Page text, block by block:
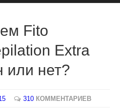
Fito
Extra
или нет?
310 КОММЕНТАРИЕВ